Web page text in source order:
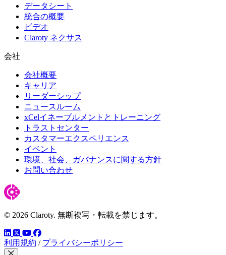
データシート
統合の概要
ビデオ
Claroty ネクサス
会社
会社概要
キャリア
リーダーシップ
ニュースルーム
xCelイネーブルメントとトレーニング
トラストセンター
カスタマーエクスペリエンス
イベント
環境、社会、ガバナンスに関する方針
お問い合わせ
© 2026 Claroty. 無断複写・転載を禁じます。
LinkedIn
ツイッター
YouTube
Facebook
利用規約 / プライバシーポリシー